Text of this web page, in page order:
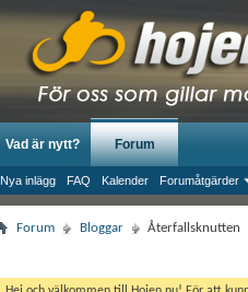
Vad är nytt? Forum
Nya inlägg FAQ Kalender Forumåtgärder
Forum Bloggar Återfallsknutten